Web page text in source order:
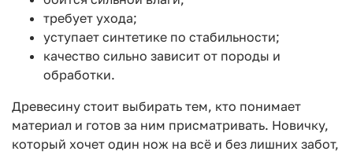
требует ухода;
уступает синтетике по стабильности;
качество сильно зависит от породы и
обработки.
Древесину стоит выбирать тем, кто понимает
материал и готов за ним присматривать. Новичку,
который хочет один нож на всё и без лишних забот,